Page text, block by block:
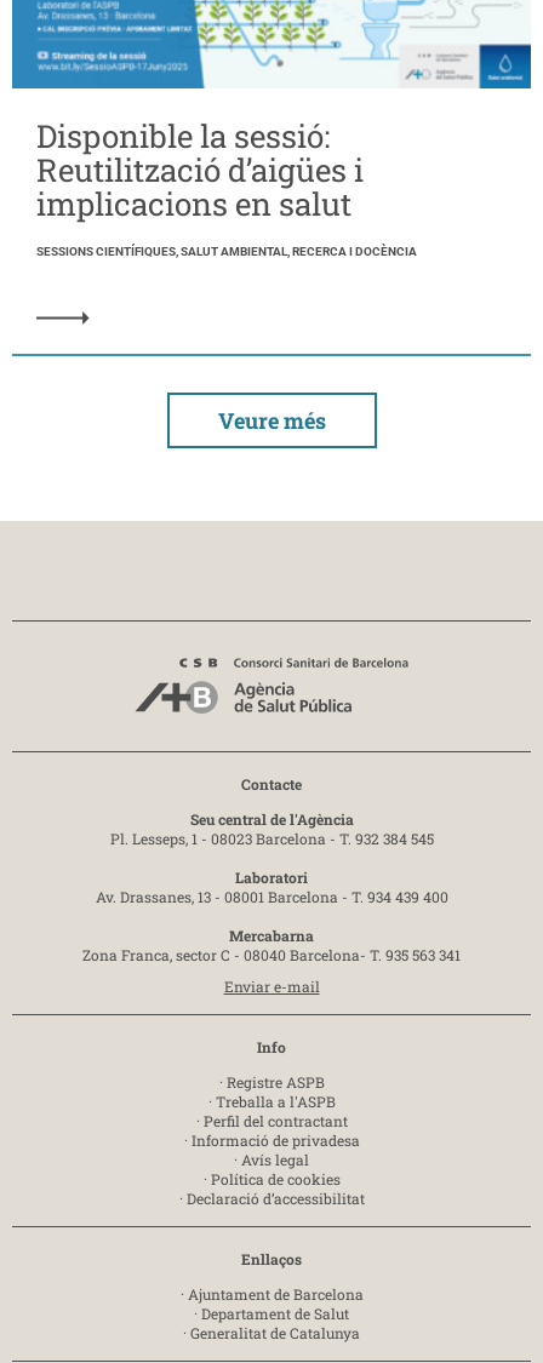
Disponible la sessió:
Reutilització d’aigües i
implicacions en salut
SESSIONS CIENTÍFIQUES, SALUT AMBIENTAL, RECERCA I DOCÈNCIA
Veure més
Contacte
Seu central de l'Agència
Pl. Lesseps, 1 - 08023 Barcelona - T. 932 384 545
Laboratori
Av. Drassanes, 13 - 08001 Barcelona - T. 934 439 400
Mercabarna
Zona Franca, sector C - 08040 Barcelona- T. 935 563 341
Enviar e-mail
Info
· Registre ASPB
· Treballa a l'ASPB
· Perfil del contractant
· Informació de privadesa
· Avís legal
· Política de cookies
· Declaració d’accessibilitat
Enllaços
· Ajuntament de Barcelona
· Departament de Salut
· Generalitat de Catalunya